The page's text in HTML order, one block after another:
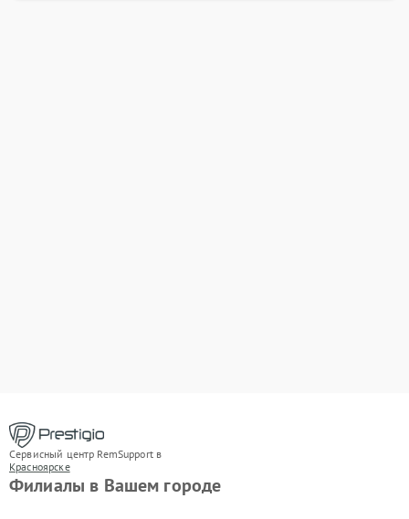
Сервисный центр RemSupport в
Красноярске
Филиалы в Вашем городе